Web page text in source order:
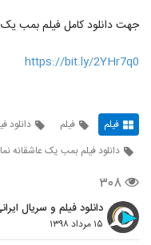
جهت دانلود کامل فیلم بمب یک
https://bit.ly/2YHr7q0
فیلم فیلم
دانلود
دانلود فیلم بمب یک عاشقانه
۳۰۸
دانلود فیلم و سریال
۱۵ مرداد ۱۳۹۸